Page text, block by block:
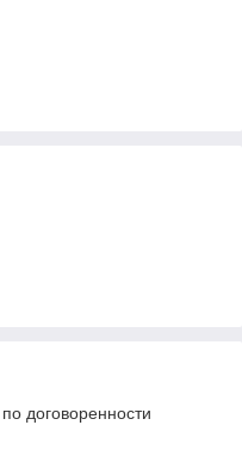
договоренности